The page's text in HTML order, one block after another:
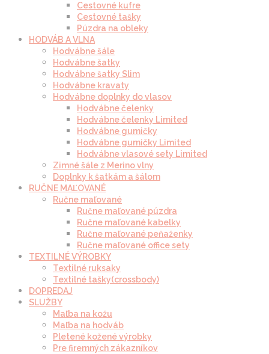
Cestovné kufre
Cestovné tašky
Púzdra na obleky
HODVÁB A VLNA
Hodvábne šále
Hodvábne šatky
Hodvábne šatky Slim
Hodvábne kravaty
Hodvábne doplnky do vlasov
Hodvábne čelenky
Hodvábne čelenky Limited
Hodvábne gumičky
Hodvábne gumičky Limited
Hodvábne vlasové sety Limited
Zimné šále z Merino vlny
Doplnky k šatkám a šálom
RUČNE MAĽOVANÉ
Ručne maľované
Ručne maľované púzdra
Ručne maľované kabelky
Ručne maľované peňaženky
Ručne maľované office sety
TEXTILNÉ VÝROBKY
Textilné ruksaky
Textilné tašky(crossbody)
DOPREDAJ
SLUŽBY
Maľba na kožu
Maľba na hodváb
Pletené kožené výrobky
Pre firemných zákazníkov